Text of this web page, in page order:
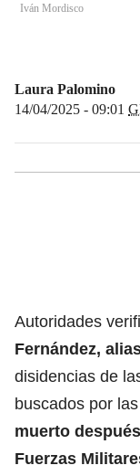
Iván Mordisco
Laura Palomino
14/04/2025 - 09:01
Autoridades
Fernández,
disidencias de
buscados por
muerto
Fuerzas